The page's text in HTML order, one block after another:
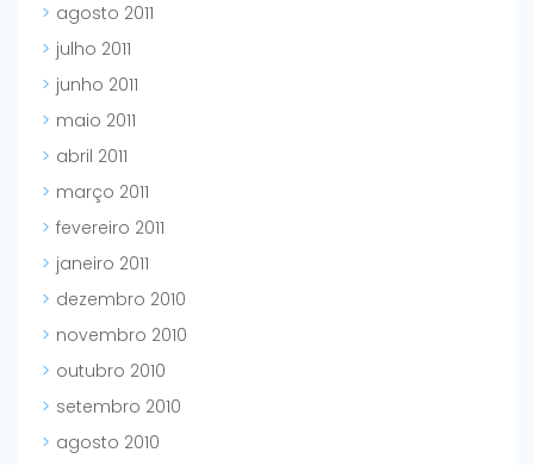
agosto 2011
julho 2011
junho 2011
maio 2011
abril 2011
março 2011
fevereiro 2011
janeiro 2011
dezembro 2010
novembro 2010
outubro 2010
setembro 2010
agosto 2010